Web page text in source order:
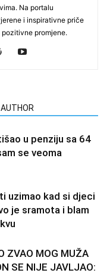
Na portalu
i inspirativne priče
promjene.
u penziju sa 64
se veoma
uzimao kad si djeci
je sramota i blam
ZVAO MOG MUŽA
SE NIJE JAVLJAO: